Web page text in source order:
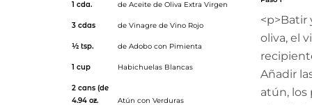
1 cda. de Aceite de Oliva Extra Virgen
3 cdas de Vinagre de Vino Rojo
½ tsp. de Adobo con Pimienta
1 cup Habichuelas Blancas
2 cans (de
4.94 oz.
Atún con Verduras
<p>Batir
oliva, el
Añadir
atún, los